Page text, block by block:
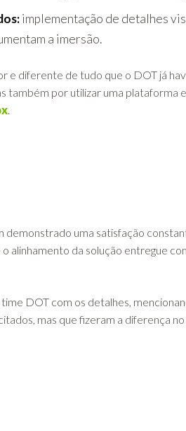
implementação de detalhes
a imersão.
e diferente de tudo que o DOT já
também por utilizar uma plataforma
.
demonstrado uma satisfação
alinhamento da solução entregue
DOT com os detalhes,
mas que fizeram a diferença